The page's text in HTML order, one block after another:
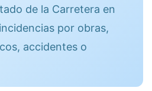
de la Carretera en
por obras,
accidentes o